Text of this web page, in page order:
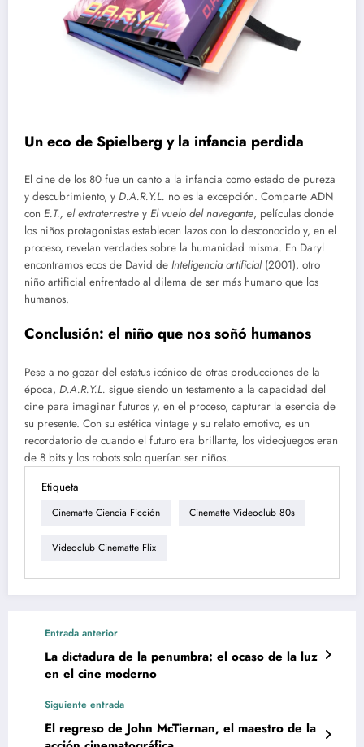
Un eco de Spielberg y la infancia perdida
El cine de los 80 fue un canto a la infancia como estado de pureza
y descubrimiento, y D.A.R.Y.L. no es la excepción. Comparte ADN
con E.T., el extraterrestre y El vuelo del navegante, películas donde
los niños protagonistas establecen lazos con lo desconocido y, en el
proceso, revelan verdades sobre la humanidad misma. En Daryl
encontramos ecos de David de Inteligencia artificial(2001), otro
niño artificial enfrentado al dilema de ser más humano que los
humanos.
Conclusión: el niño que nos soñó humanos
Pese a no gozar del estatus icónico de otras producciones de la
época, D.A.R.Y.L. sigue siendo un testamento a la capacidad del
cine para imaginar futuros y, en el proceso, capturar la esencia de
su presente. Con su estética vintage y su relato emotivo, es un
recordatorio de cuando el futuro era brillante, los videojuegos eran
de 8 bits y los robots solo querían ser niños.
Etiqueta
Cinematte Ciencia Ficción Cinematte Videoclub 80s
Videoclub Cinematte Flix
Entrada anterior
La dictadura de la penumbra: el ocaso de la luz
en el cine moderno
Siguiente entrada
El regreso de John McTiernan, el maestro de la